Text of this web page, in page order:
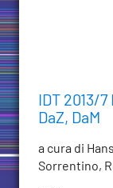
IDT 2013/
DaZ, DaM
a cura di
Sorrentino,